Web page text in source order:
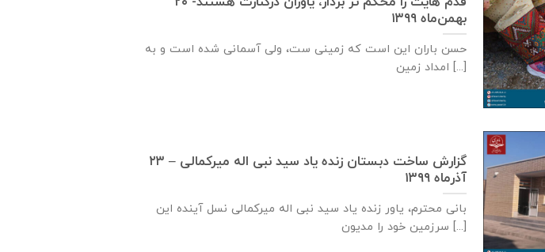
بهمن‌ماه ۱۳۹۹
حسن باران این است که زمینی ست، ولی آسمانی شده است و به
امداد زمین [...]
گزارش ساخت دبستان زنده ياد سيد نبی اله ميركمالی – ۲۳
آذر‌ماه ۱۳۹۹
بانی محترم، یاور زنده ياد سيد نبی اله ميركمالی نسل آینده این
سرزمین خود را مدیون [...]